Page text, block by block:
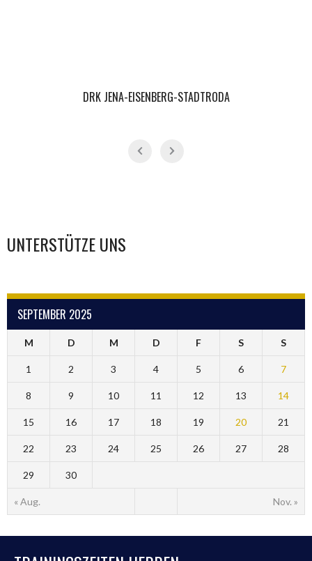
LICHTBILD FOTOGRAFIE BY JENNY URBAN
UNTERSTÜTZE UNS
SEPTEMBER 2025
M D M D F S S
« Aug. Nov. »
1 2 3 4 5 6 7
8 9 10 11 12 13 14
15 16 17 18 19 20 21
22 23 24 25 26 27 28
29 30